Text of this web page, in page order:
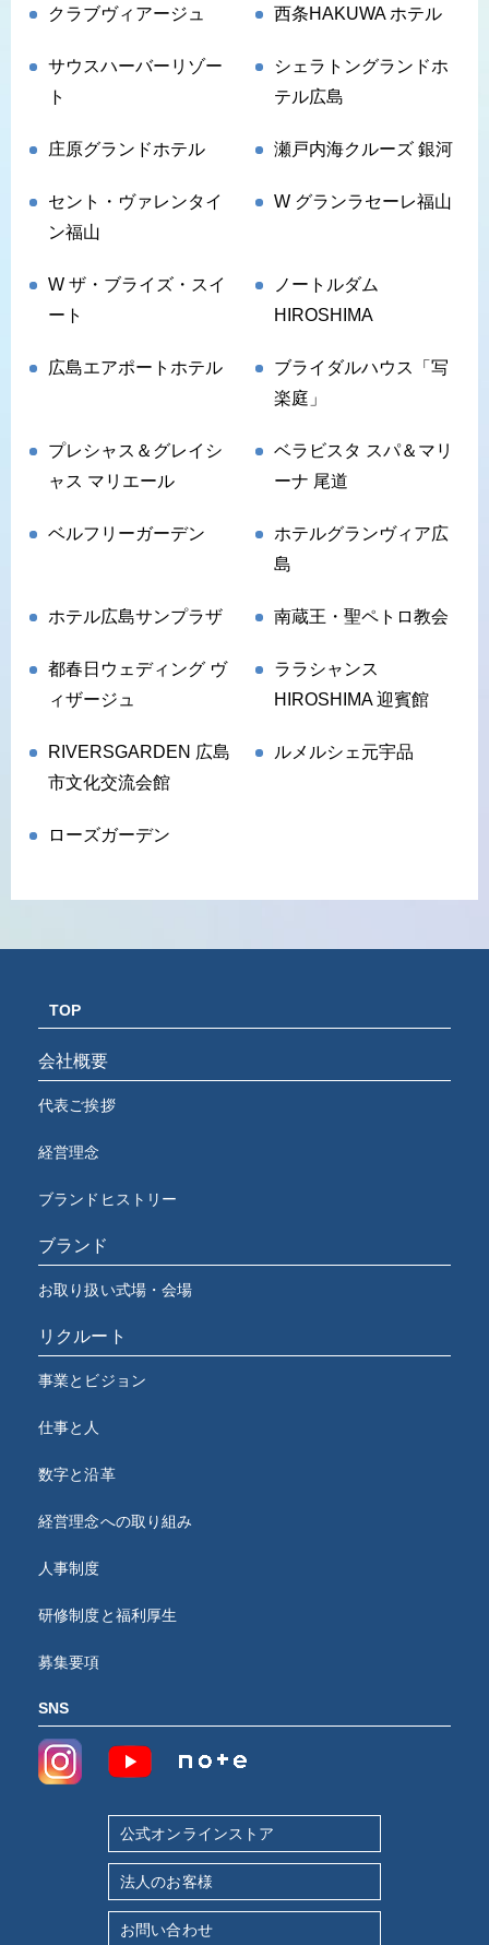
クラブヴィアージュ 西条HAKUWA ホテル
サウスハーバーリゾー
ト
シェラトングランドホ
テル広島
庄原グランドホテル 瀬戸内海クルーズ 銀河
セント・ヴァレンタイ
ン福山
W グランラセーレ福山
W ザ・ブライズ・スイ
ート
ノートルダム
HIROSHIMA
広島エアポートホテル
ブライダルハウス「写
楽庭」
プレシャス＆グレイシ
ャス マリエール
ベラビスタ スパ＆マリ
ーナ 尾道
ベルフリーガーデン
ホテルグランヴィア広
島
ホテル広島サンプラザ 南蔵王・聖ペトロ教会
都春日ウェディング ヴ
ィザージュ
ララシャンス
HIROSHIMA 迎賓館
RIVERSGARDEN 広島
市文化交流会館
ルメルシェ元宇品
ローズガーデン
TOP
会社概要
代表ご挨拶
経営理念
ブランドヒストリー
ブランド
お取り扱い式場・会場
リクルート
事業とビジョン
仕事と人
数字と沿革
経営理念への取り組み
人事制度
研修制度と福利厚生
募集要項
SNS
公式オンラインストア
法人のお客様
お問い合わせ